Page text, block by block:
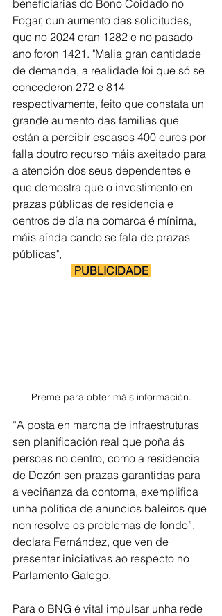
beneficiarias do Bono Coidado no
Fogar, cun aumento das solicitudes,
que no 2024 eran 1282 e no pasado
ano foron 1421. "Malia gran cantidade
de demanda, a realidade foi que só se
concederon 272 e 814
respectivamente, feito que constata un
grande aumento das familias que
están a percibir escasos 400 euros por
falla doutro recurso máis axeitado para
a atención dos seus dependentes e
que demostra que o investimento en
prazas públicas de residencia e
centros de día na comarca é mínima,
máis aínda cando se fala de prazas
públicas",
PUBLICIDADE
Preme para obter máis información.
“A posta en marcha de infraestruturas
sen planificación real que poña ás
persoas no centro, como a residencia
de Dozón sen prazas garantidas para
a veciñanza da contorna, exemplifica
unha política de anuncios baleiros que
non resolve os problemas de fondo”,
declara Fernández, que ven de
presentar iniciativas ao respecto no
Parlamento Galego.
Para o BNG é vital impulsar unha rede